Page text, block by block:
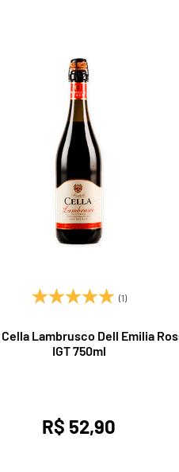
(1)
Lambrusco Dell Emilia
IGT 750ml
R$ 52,90